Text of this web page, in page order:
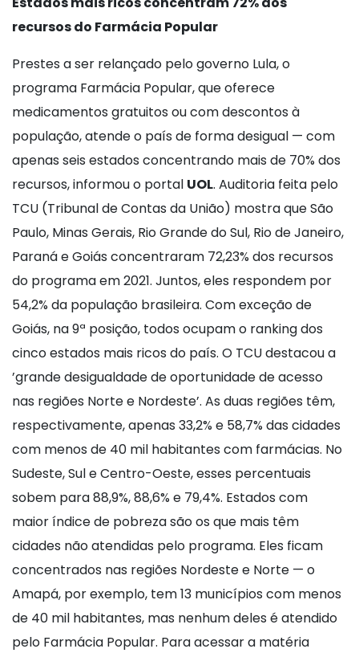
recursos do Farmácia Popular
Prestes a ser relançado pelo governo Lula, o
programa Farmácia Popular, que oferece
medicamentos gratuitos ou com descontos à
população, atende o país de forma desigual — com
apenas seis estados concentrando mais de 70% dos
recursos, informou o portal UOL. Auditoria feita pelo
TCU (Tribunal de Contas da União) mostra que São
Paulo, Minas Gerais, Rio Grande do Sul, Rio de Janeiro,
Paraná e Goiás concentraram 72,23% dos recursos
do programa em 2021. Juntos, eles respondem por
54,2% da população brasileira. Com exceção de
Goiás, na 9ª posição, todos ocupam o ranking dos
cinco estados mais ricos do país. O TCU destacou a
’grande desigualdade de oportunidade de acesso
nas regiões Norte e Nordeste’. As duas regiões têm,
respectivamente, apenas 33,2% e 58,7% das cidades
com menos de 40 mil habitantes com farmácias. No
Sudeste, Sul e Centro-Oeste, esses percentuais
sobem para 88,9%, 88,6% e 79,4%. Estados com
maior índice de pobreza são os que mais têm
cidades não atendidas pelo programa. Eles ficam
concentrados nas regiões Nordeste e Norte — o
Amapá, por exemplo, tem 13 municípios com menos
de 40 mil habitantes, mas nenhum deles é atendido
pelo Farmácia Popular. Para acessar a matéria